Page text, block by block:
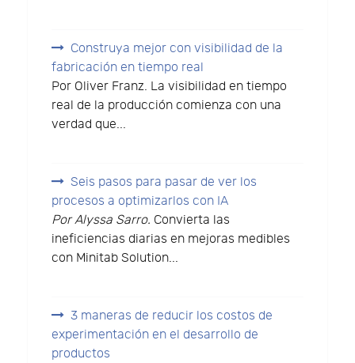
Construya mejor con visibilidad de la
fabricación en tiempo real
Por Oliver Franz. La visibilidad en tiempo
real de la producción comienza con una
verdad que...
Seis pasos para pasar de ver los
procesos a optimizarlos con IA
Por Alyssa Sarro. Convierta las
ineficiencias diarias en mejoras medibles
con Minitab Solution...
3 maneras de reducir los costos de
experimentación en el desarrollo de
productos